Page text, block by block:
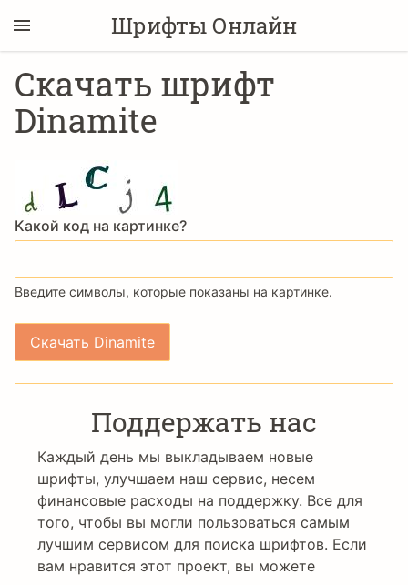
Шрифты Онлайн
Скачать шрифт
Dinamite
Какой код на картинке?
Введите символы, которые показаны на картинке.
Поддержать нас
Каждый день мы выкладываем новые
шрифты, улучшаем наш сервис, несем
финансовые расходы на поддержку. Все для
того, чтобы вы могли пользоваться самым
лучшим сервисом для поиска шрифтов. Если
вам нравится этот проект, вы можете